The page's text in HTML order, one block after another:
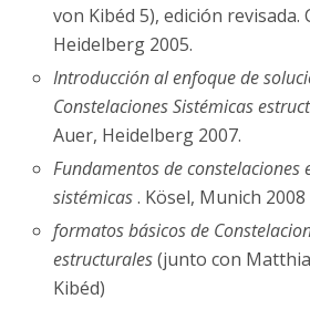
von Kibéd 5), edición revisada.
Heidelberg 2005.
Introducción al enfoque de
Constelaciones Sistémicas
Auer, Heidelberg 2007.
Fundamentos de constelaciones
sistémicas. Kösel, Munich 2008
formatos básicos de
estructurales(junto con
Kibéd)